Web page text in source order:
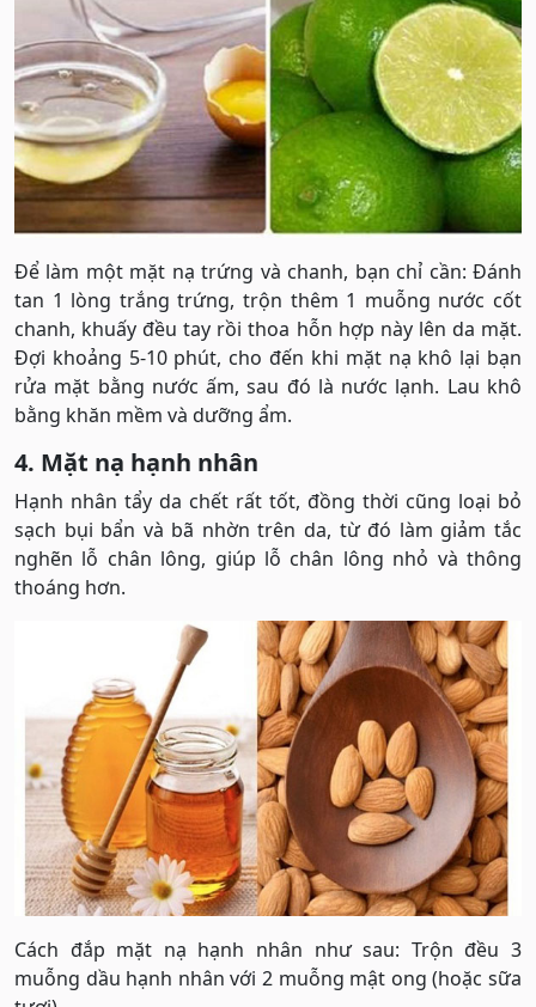
Để làm một mặt nạ trứng và chanh, bạn chỉ cần: Đánh
tan 1 lòng trắng trứng, trộn thêm 1 muỗng nước cốt
chanh, khuấy đều tay rồi thoa hỗn hợp này lên da mặt.
Đợi khoảng 5-10 phút, cho đến khi mặt nạ khô lại bạn
rửa mặt bằng nước ấm, sau đó là nước lạnh. Lau khô
bằng khăn mềm và dưỡng ẩm.
4. Mặt nạ hạnh nhân
Hạnh nhân tẩy da chết rất tốt, đồng thời cũng loại bỏ
sạch bụi bẩn và bã nhờn trên da, từ đó làm giảm tắc
nghẽn lỗ chân lông, giúp lỗ chân lông nhỏ và thông
thoáng hơn.
Cách đắp mặt nạ hạnh nhân như sau: Trộn đều 3
muỗng dầu hạnh nhân với 2 muỗng mật ong (hoặc sữa